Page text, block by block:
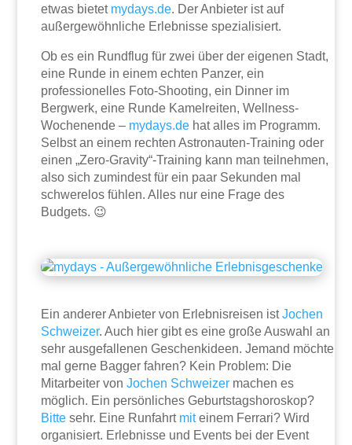
etwas bietet mydays.de. Der Anbieter ist auf
außergewöhnliche Erlebnisse spezialisiert.
Ob es ein Rundflug für zwei über der eigenen Stadt,
eine Runde in einem echten Panzer, ein
professionelles Foto-Shooting, ein Dinner im
Bergwerk, eine Runde Kamelreiten, Wellness-
Wochenende – mydays.de hat alles im Programm.
Selbst an einem rechten Astronauten-Training oder
einen „Zero-Gravity“-Training kann man teilnehmen,
also sich zumindest für ein paar Sekunden mal
schwerelos fühlen. Alles nur eine Frage des
Budgets. 😉
Ein anderer Anbieter von Erlebnisreisen istJochen
Schweizer. Auch hier gibt es eine große Auswahl an
sehr ausgefallenen Geschenkideen. Jemand möchte
mal gerne Bagger fahren? Kein Problem: Die
Mitarbeiter vonJochen Schweizer machen es
möglich. Ein persönliches Geburtstagshoroskop?
Bitte sehr. Eine Runfahrt miteinem Ferrari? Wird
organisiert. Erlebnisse und Events bei der Event